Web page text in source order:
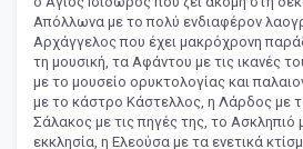
Απόλλωνα με το πολύ ενδιαφέρον
Αρχάγγελος που έχει μακρόχρονη
τη μουσική, τα Αφάντου με τις ικανές
με το μουσείο ορυκτολογίας και
με το κάστρο Κάστελλος, η Λάρδος με
Σάλακος με τις πηγές της, το Ασκληπιό
εκκλησία, η Ελεούσα με τα ενετικά